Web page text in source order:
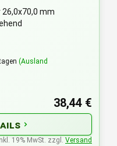
mm
(Ausland
38,44 €
19% MwSt. zzgl. Versand